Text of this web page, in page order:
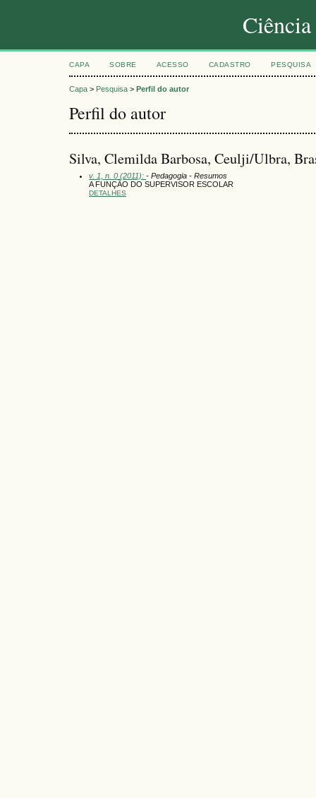
CAPA SOBRE ACESSO CADASTRO PESQUISA
Capa > Pesquisa > Perfil do autor
Perfil do autor
Silva, Clemilda Barbosa, Ceulji/Ulbra,
v. 1, n. 0 (2011): - Pedagogia - Resumos
A FUNÇÃO DO SUPERVISOR ESCOLAR
DETALHES